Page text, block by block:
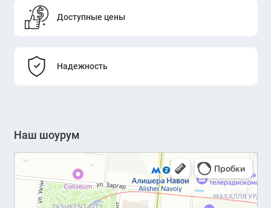
Доступные цены
Надежность
Наш шоурум